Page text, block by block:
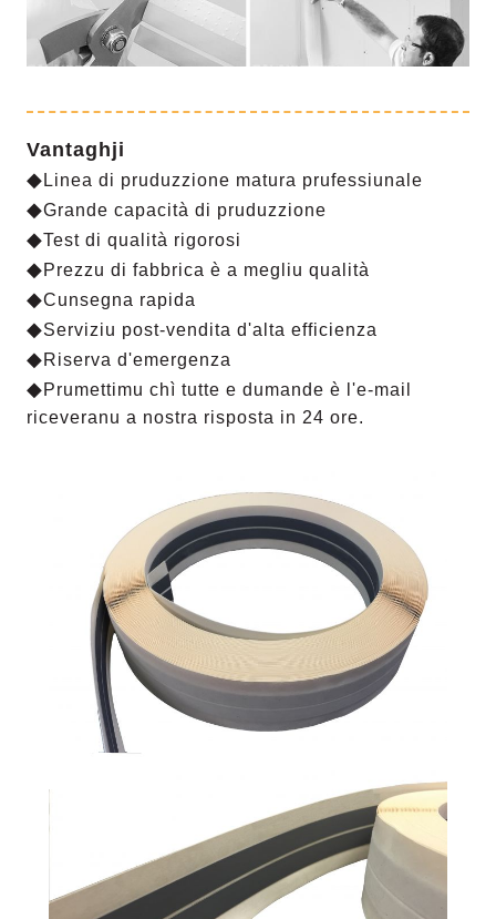
Vantaghji
◆ Linea di pruduzzione matura prufessiunale
◆Grande capacità di pruduzzione
◆Test di qualità rigorosi
◆Prezzu di fabbrica è a megliu qualità
◆Cunsegna rapida
◆Serviziu post-vendita d'alta efficienza
◆Riserva d'emergenza
◆Prumettimu chì tutte e dumande è l'e-mail
riceveranu a nostra risposta in 24 ore.